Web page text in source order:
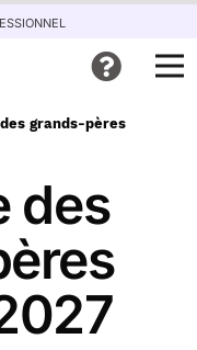
grands-pères
des